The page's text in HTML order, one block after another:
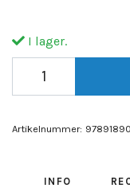
I lager.
Artikelnummer:
INFO